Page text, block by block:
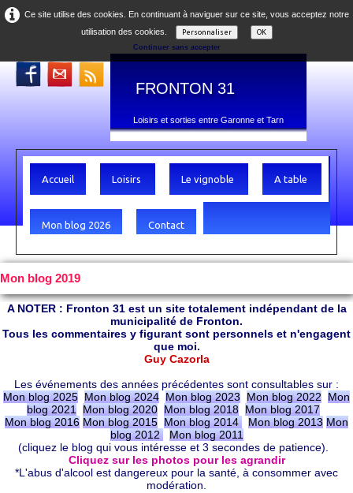
Ce site utilise des cookies. En continuant à naviguer sur ce site, vous acceptez notre
utilisation des cookies.
Personnaliser
OK
Continuer sans accepter
FRONTON 31
Loisirs et sorties entre Garonne et Tarn
Accueil Loisirs Le vignoble A table
Mon blog 2026 Contact
Mon blog 2019
A NOTER : Fronton 31 est un site totalement indépendant de la
municipalité de Fronton.
Tous les commentaires y figurant sont personnels et n'engagent
que moi.
Guy Cazorla
Les événements des années précédentes sont consultables sur :
Mon blog 2025 Mon blog 2024 Mon blog 2023 Mon blog 2022 Mon
blog 2021 Mon blog 2020 Mon blog 2018 Mon blog 2017
Mon blog 2016 Mon blog 2015 Mon blog 2014 Mon blog 2013 Mon
blog 2012 Mon blog 2011
(cliquez le blog qui vous intéresse et 3 secondes de patience).
Cliquez sur les photos pour les agrandir
*L'abus d'alcool est dangereux pour la santé, à consommer avec
modération.